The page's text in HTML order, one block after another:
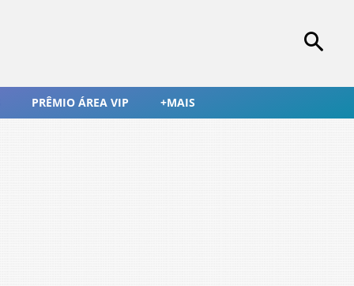
PRÊMIO ÁREA VIP +MAIS